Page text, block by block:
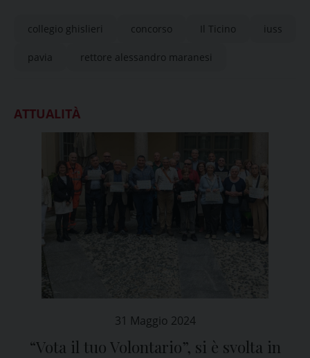
collegio ghislieri concorso Il Ticino iuss
pavia rettore alessandro maranesi
ATTUALITÀ
31 Maggio 2024
“Vota il tuo Volontario”, si è svolta in